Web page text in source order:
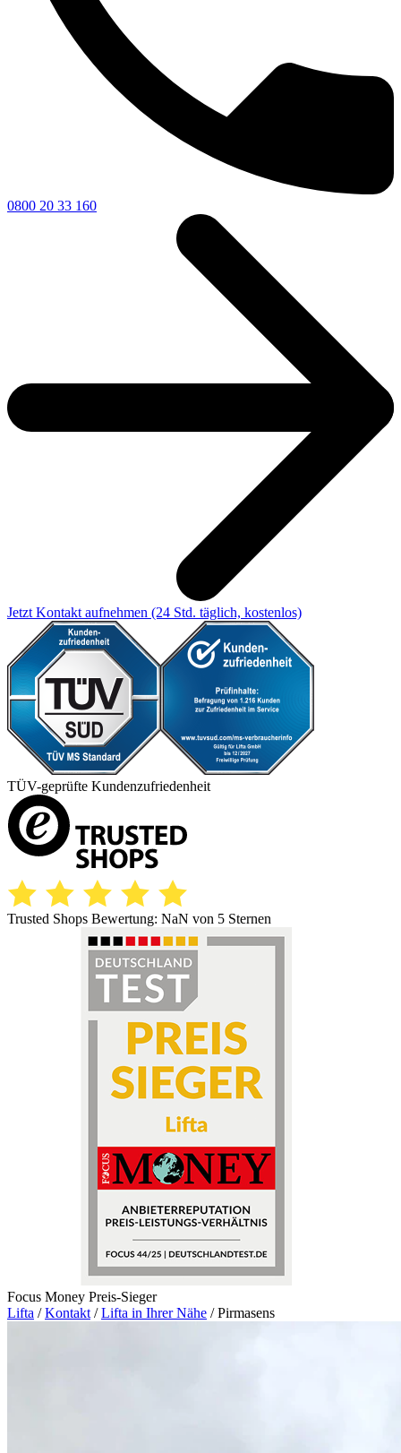
0800 20 33 160
Jetzt Kontakt aufnehmen (24 Std. täglich, kostenlos)
TÜV-geprüfte Kundenzufriedenheit
Trusted Shops Bewertung: NaN von 5 Sternen
Focus Money Preis-Sieger
Lifta / Kontakt / Lifta in Ihrer Nähe / Pirmasens